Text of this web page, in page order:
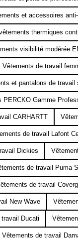
et accessoires
thermiques
visibilité modérée
Vêtements de travail
et pantalons de travail
PERCKO Gamme
CARHARTT
de travail Lafont
Dickies
de travail Puma
de travail
New Wave
Ducati
Vêtements de travail